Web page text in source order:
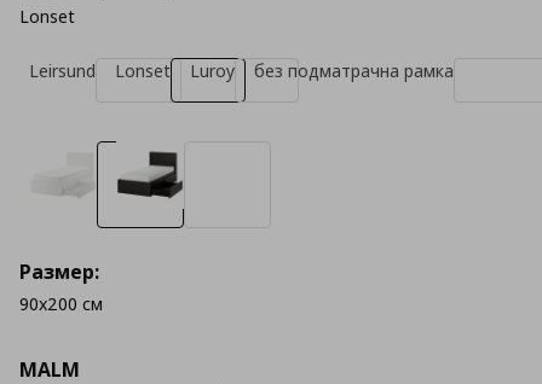
MALM
Lonset
Leirsund Lonset Luroy без подматрачна рамка
Размер:
90x200 см